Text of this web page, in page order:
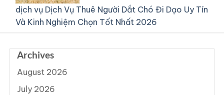
dịch vụ Dịch Vụ Thuê Người Dắt Chó Đi Dạo Uy Tín
Và Kinh Nghiệm Chọn Tốt Nhất 2026
Archives
August 2026
July 2026